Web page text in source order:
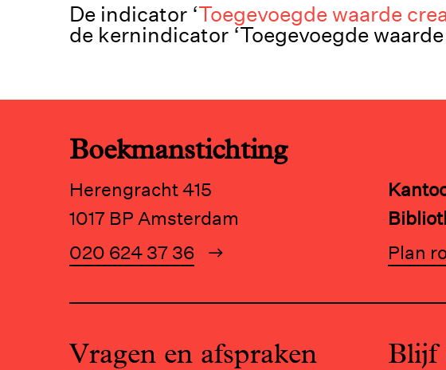
De indicator ‘Toegevoegde waarde
de kernindicator ‘Toegevoegde
Boekmanstichting
Herengracht 415
1017 BP Amsterdam
020 624 37 36
Plan
Vragen en afspraken Blijf